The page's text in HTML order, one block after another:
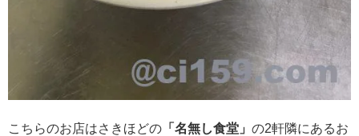
こちらのお店はさきほどの 「名無し食堂」 の2軒隣にあるお